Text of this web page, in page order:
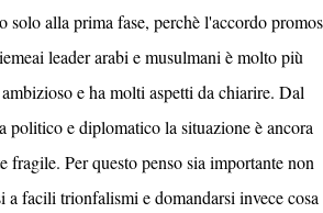
solo alla prima fase, perchè l'accordo
leader arabi e musulmani è molto più
e ha molti aspetti da chiarire. Dal
politico e diplomatico la situazione è ancora
fragile. Per questo penso sia importante non
a facili trionfalismi e domandarsi invece cosa